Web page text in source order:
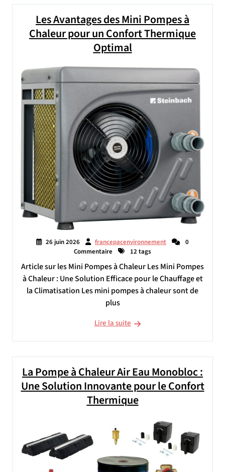
Les Avantages des Mini Pompes à
Chaleur pour un Confort Thermique
Optimal
26 juin 2026 francepacenvironnement
0
Commentaire
12 tags
Article sur les Mini Pompes à Chaleur Les Mini Pompes
à Chaleur : Une Solution Efficace pour le Chauffage et
la Climatisation Les mini pompes à chaleur sont de
plus
Lire la suite
La Pompe à Chaleur Air Eau Monobloc :
Une Solution Innovante pour le Confort
Thermique